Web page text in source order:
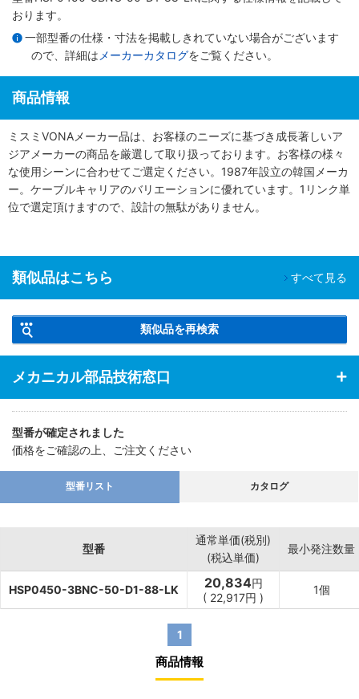
おります。
一部型番の仕様・寸法を掲載しきれていない場合がございます
ので、詳細は メーカーカタログをご覧ください。
商品情報
ミスミVONAメーカー品は、お客様のニーズに基づき成長著しいア
ジアメーカーの商品を厳選して取り扱っております。お客様の様々
な使用シーンに合わせてご選定ください。1987年設立の韓国メーカ
ー。ケーブルキャリアのバリエーションに優れています。1リンク単
位で選定頂けますので、設計の無駄がありません。
類似品はこちら すべて見る
類似品を再検索
メカニカル部品技術窓口
型番が確定されました
価格をご確認の上、ご注文ください
型番リスト カタログ
型番
通常単価(税別)
(税込単価)
最小発注数量
HSP0450-3BNC-50-D1-88-LK 20,834円
( 22,917円 )
1個
1
商品情報